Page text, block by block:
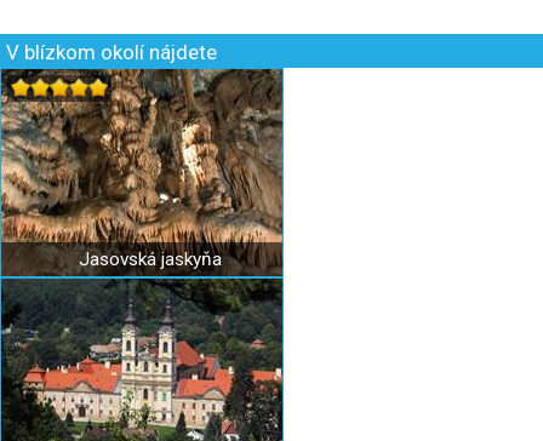
V blízkom okolí nájdete
Jasovská jaskyňa